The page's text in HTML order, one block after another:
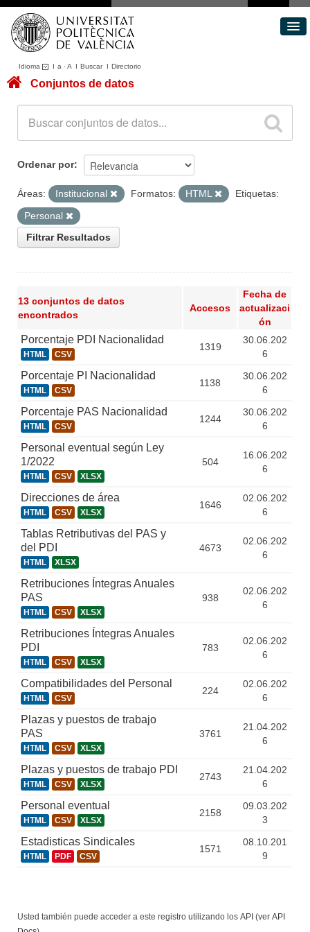
Idioma I a ·A I BuscarI Directorio
Conjuntos de datos
Acerca de
Portal de Transparencia
Conjuntos de datos
Ordenar por
Áreas: Institucional Formatos: HTML
Etiquetas:
Personal
Filtrar Resultados
13 conjuntos de datos
encontrados
Accesos
Fecha de
actualizaci
ón
Porcentaje PDI Nacionalidad
HTML CSV
1319
30.06.202
6
Porcentaje PI Nacionalidad
HTML CSV
1138
30.06.202
6
Porcentaje PAS Nacionalidad
HTML CSV
1244
30.06.202
6
Personal eventual según Ley
1/2022
HTML CSV XLSX
504
16.06.202
6
Direcciones de área
HTML CSV XLSX
1646
02.06.202
6
Tablas Retributivas del PAS y
del PDI
HTML XLSX
4673
02.06.202
6
Retribuciones Íntegras Anuales
PAS
HTML CSV XLSX
938
02.06.202
6
Retribuciones Íntegras Anuales
PDI
HTML CSV XLSX
783
02.06.202
6
Compatibilidades del Personal
HTML CSV
224
02.06.202
6
Plazas y puestos de trabajo
PAS
HTML CSV XLSX
3761
21.04.202
6
Plazas y puestos de trabajo PDI
HTML CSV XLSX
2743
21.04.202
6
Personal eventual
HTML CSV XLSX
2158
09.03.202
3
Estadisticas Sindicales
HTML PDF CSV
1571
08.10.201
9
Usted también puede acceder a este registro utilizando los API (ver API